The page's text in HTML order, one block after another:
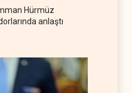
İsrail'e gizli
Hürmüz
anlaştı